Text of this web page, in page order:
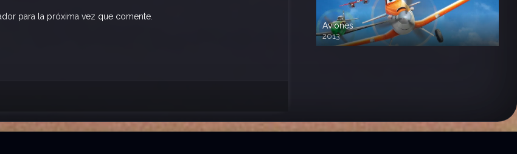
para la próxima vez que comente.
Aviones
2013
720 HD